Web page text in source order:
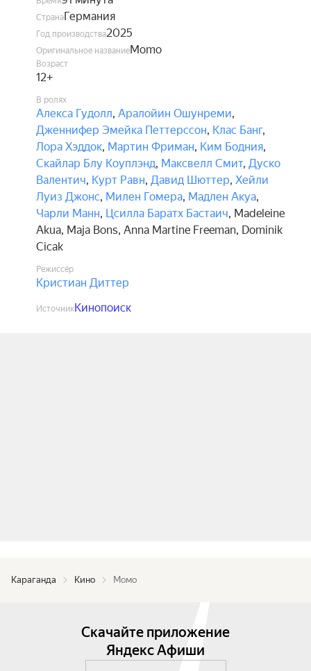
СтранаГермания
Год производства2025
Оригинальное названиеMomo
Возраст
12+
В ролях
Алекса Гудолл, Аралойин Ошунреми,
Дженнифер Эмейка Петтерссон, Клас Банг,
Лора Хэддок, Мартин Фриман, Ким Бодния,
Скайлар Блу Коуплэнд, Максвелл Смит, Дуско
Валентич, Курт Равн, Давид Шюттер, Хейли
Луиз Джонс, Милен Гомера, Мадлен Акуа,
Чарли Манн, Цсилла Баратх Бастаич, Madeleine
Akua, Maja Bons, Anna Martine Freeman, Dominik
Cicak
Режиссёр
Кристиан Диттер
ИсточникКинопоиск
Караганда Кино Момо
Скачайте приложение
Яндекс Афиши